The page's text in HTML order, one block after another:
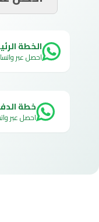
الخطة
احصل عبر
خطة
احصل عبر